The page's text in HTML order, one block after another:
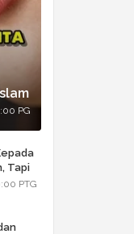
PG
Tapi
PTG